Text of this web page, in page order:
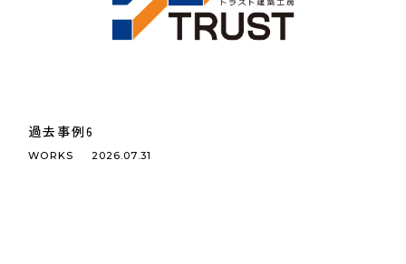
過去事例6
WORKS 2026.07.31